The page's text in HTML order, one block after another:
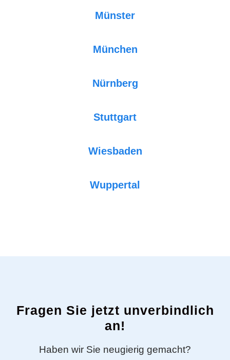
Münster
München
Nürnberg
Stuttgart
Wiesbaden
Wuppertal
Fragen Sie jetzt unverbindlich
an!
Haben wir Sie neugierig gemacht?